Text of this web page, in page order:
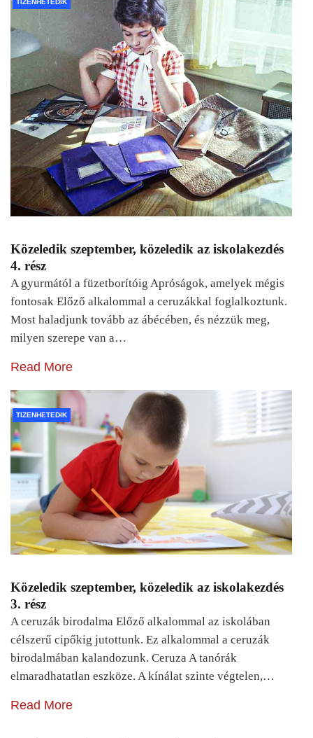
Közeledik szeptember, közeledik az iskolakezdés
4. rész
A gyurmától a füzetborítóig Apróságok, amelyek mégis
fontosak Előző alkalommal a ceruzákkal foglalkoztunk.
Most haladjunk tovább az ábécében, és nézzük meg,
milyen szerepe van a…
Read More
TIZENHETEDIK
Közeledik szeptember, közeledik az iskolakezdés
3. rész
A ceruzák birodalma Előző alkalommal az iskolában
célszerű cipőkig jutottunk. Ez alkalommal a ceruzák
birodalmában kalandozunk. Ceruza A tanórák
elmaradhatatlan eszköze. A kínálat szinte végtelen,…
Read More